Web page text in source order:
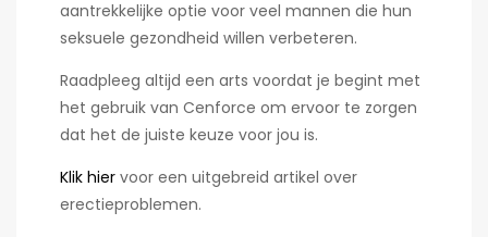
aantrekkelijke optie voor veel mannen die hun
seksuele gezondheid willen verbeteren.
Raadpleeg altijd een arts voordat je begint met
het gebruik van Cenforce om ervoor te zorgen
dat het de juiste keuze voor jou is.
Klik hier voor een uitgebreid artikel over
erectieproblemen.